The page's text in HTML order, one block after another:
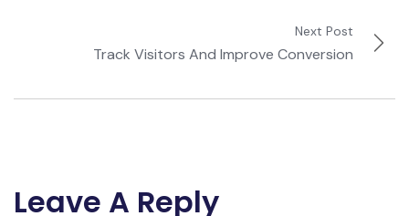
Next Post
Track Visitors And Improve Conversion
Leave A Reply